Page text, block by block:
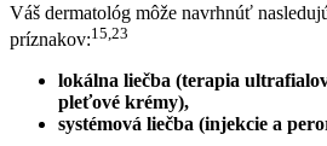
Váš dermatológ môže navrhnúť
príznakov:15,23
lokálna liečba (terapia
pleťové krémy),
systémová liečba (injekcie a